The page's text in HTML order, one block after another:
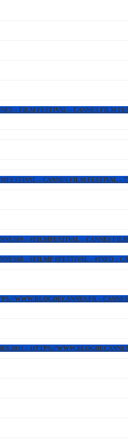
– FILM FESTIVAL – CANNES FILM
– CANNES FILM FESTIVAL –
– #FILMFESTIVAL – CANNES
– #FILMF #FESTIVAL – #INFO –
WWW.BLOGDECANNES.FR –
2011 – HTTPS://